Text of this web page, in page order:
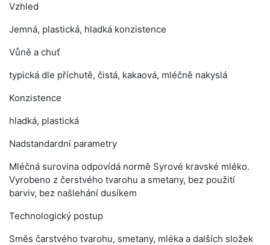
Vzhled
Jemná, plastická, hladká konzistence
Vůně a chuť
typická dle příchutě, čistá, kakaová, mléčně nakyslá
Konzistence
hladká, plastická
Nadstandardní parametry
Mléčná surovina odpovídá normě Syrové kravské mléko.
Vyrobeno z čerstvého tvarohu a smetany, bez použití
barviv, bez našlehání dusíkem
Technologický postup
Směs čarstvého tvarohu, smetany, mléka a dalších složek